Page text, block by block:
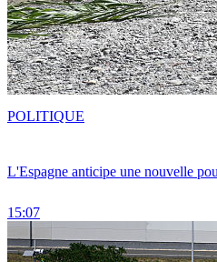
L'Espagne anticipe une nouvelle
15:07
POLITIQUE